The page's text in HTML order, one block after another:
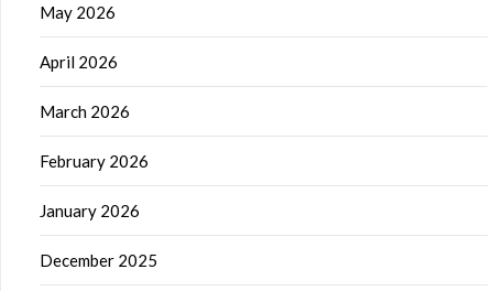
May 2026
April 2026
March 2026
February 2026
January 2026
December 2025